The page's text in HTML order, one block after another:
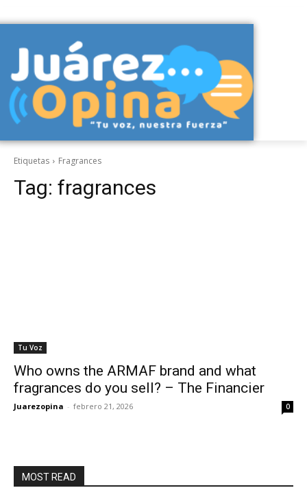
Etiquetas Fragrances
Tag: fragrances
Tu Voz
Who owns the ARMAF brand and what
fragrances do you sell? – The Financier
Juarezopina - febrero 21, 2026 0
MOST READ